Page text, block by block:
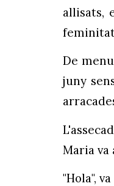
allisats,
De
juny
Maria va
"Hola",